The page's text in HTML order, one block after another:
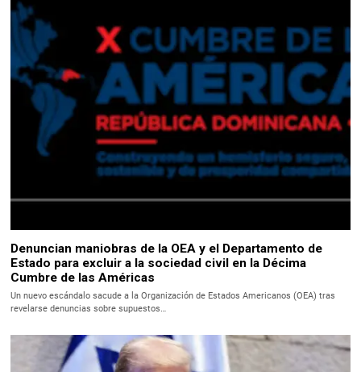
Denuncian maniobras de la OEA y el Departamento de
Estado para excluir a la sociedad civil en la Décima
Cumbre de las Américas
Un nuevo escándalo sacude a la Organización de Estados Americanos (OEA) tras
revelarse denuncias sobre supuestos…